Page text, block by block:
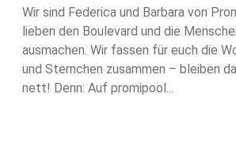
Wir sind Federica und Barbara von
lieben den Boulevard und die
ausmachen. Wir fassen für euch die
und Sternchen zusammen – bleiben
nett! Denn: Auf promipool...